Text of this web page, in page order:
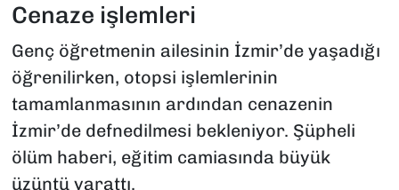
Cenaze işlemleri
Genç öğretmenin ailesinin İzmir’de yaşadığı
öğrenilirken, otopsi işlemlerinin
tamamlanmasının ardından cenazenin
İzmir’de defnedilmesi bekleniyor. Şüpheli
ölüm haberi, eğitim camiasında büyük
üzüntü yarattı.